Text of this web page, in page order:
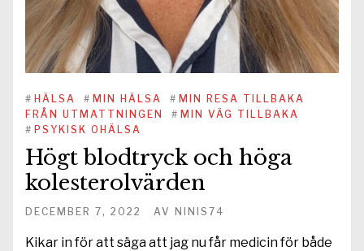
# HÄLSA # MIN HÄLSA # MIN RESA TILLBAKA
FRÅN UTMATTNINGEN
# MIN VÄG TILLBAKA
# PSYKISK OHÄLSA
Högt blodtryck och höga
kolesterolvärden
DECEMBER 7, 2022 AV NINIS74
Kikar in för att säga att jag nu får medicin för både